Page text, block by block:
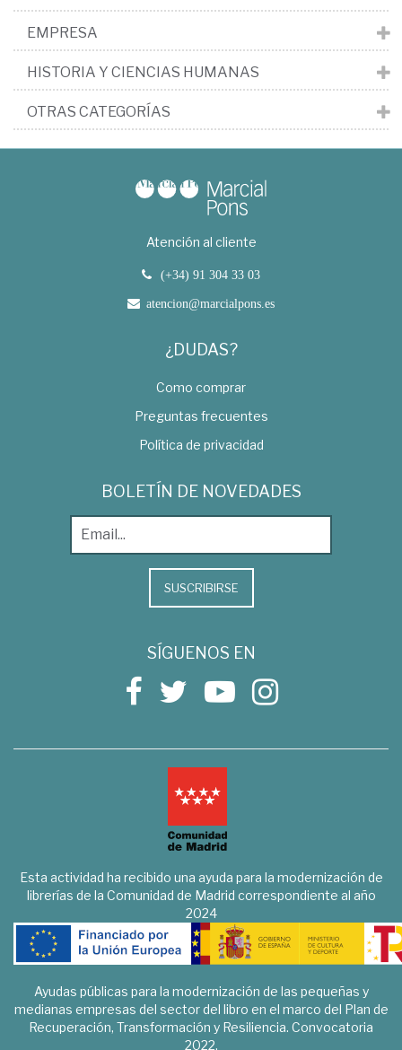
EMPRESA
HISTORIA Y CIENCIAS HUMANAS
OTRAS CATEGORÍAS
Atención al cliente
(+34) 91 304 33 03
atencion@marcialpons.es
¿DUDAS?
Como comprar
Preguntas frecuentes
Política de privacidad
BOLETÍN DE NOVEDADES
SUSCRIBIRSE
SÍGUENOS EN
Esta actividad ha recibido una ayuda para la modernización de
librerías de la Comunidad de Madrid correspondiente al año
2024
Ayudas públicas para la modernización de las pequeñas y
medianas empresas del sector del libro en el marco del Plan de
Recuperación, Transformación y Resiliencia. Convocatoria
2022.